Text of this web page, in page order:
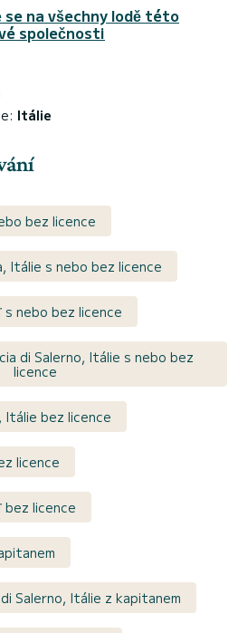
na všechny lodě této
společnosti
Itálie
bez licence
Itálie s nebo bez licence
s nebo bez licence
di Salerno, Itálie s nebo bez
licence
Itálie bez licence
licence
bez licence
Salerno, Itálie z kapitanem